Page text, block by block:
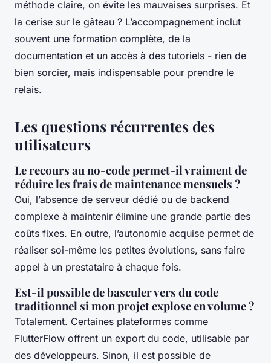
méthode claire, on évite les mauvaises surprises. Et
la cerise sur le gâteau ? L’accompagnement inclut
souvent une formation complète, de la
documentation et un accès à des tutoriels - rien de
bien sorcier, mais indispensable pour prendre le
relais.
Les questions récurrentes des
utilisateurs
Le recours au no-code permet-il vraiment de
réduire les frais de maintenance mensuels ?
Oui, l’absence de serveur dédié ou de backend
complexe à maintenir élimine une grande partie des
coûts fixes. En outre, l’autonomie acquise permet de
réaliser soi-même les petites évolutions, sans faire
appel à un prestataire à chaque fois.
Est-il possible de basculer vers du code
traditionnel si mon projet explose en volume ?
Totalement. Certaines plateformes comme
FlutterFlow offrent un export du code, utilisable par
des développeurs. Sinon, il est possible de